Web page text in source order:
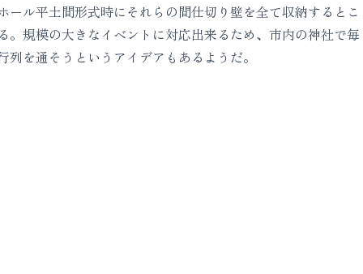
ール平土間形式時にそれらの間仕切り壁を全て収納するとこ
。規模の大きなイベントに対応出来るため、市内の神社で毎
を通そうというアイデアもあるようだ。